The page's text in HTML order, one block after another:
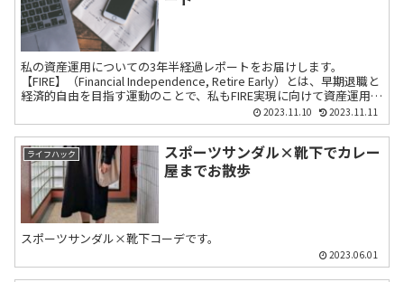
私の資産運用についての3年半経過レポートをお届けします。
【FIRE】（Financial Independence, Retire Early）とは、早期退職と
経済的自由を目指す運動のことで、私もFIRE実現に向けて資産運用に
2023.11.10 2023.11.11
ライフハック
スポーツサンダル×靴下でカレー
屋までお散歩
スポーツサンダル×靴下コーデです。
2023.06.01